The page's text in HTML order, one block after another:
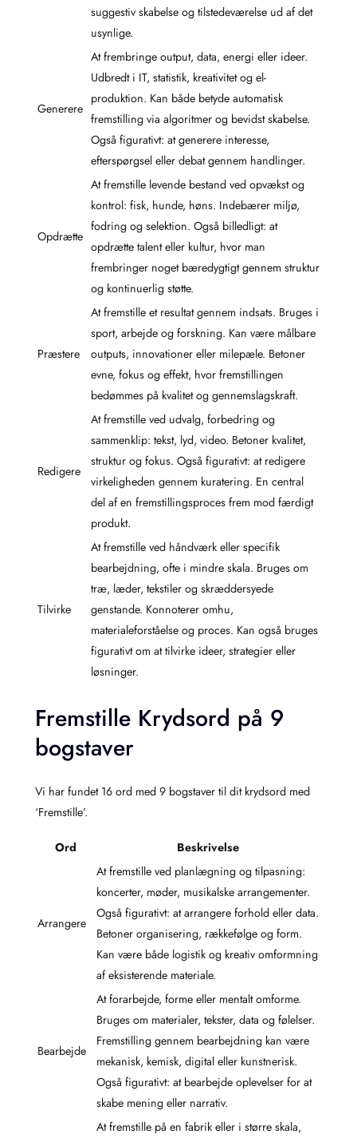
suggestiv skabelse og tilstedeværelse ud af det
usynlige.
Generere
At frembringe output, data, energi eller ideer.
Udbredt i IT, statistik, kreativitet og el-
produktion. Kan både betyde automatisk
fremstilling via algoritmer og bevidst skabelse.
Også figurativt: at generere interesse,
efterspørgsel eller debat gennem handlinger.
Opdrætte
At fremstille levende bestand ved opvækst og
kontrol: fisk, hunde, høns. Indebærer miljø,
fodring og selektion. Også billedligt: at
opdrætte talent eller kultur, hvor man
frembringer noget bæredygtigt gennem struktur
og kontinuerlig støtte.
Præstere
At fremstille et resultat gennem indsats. Bruges i
sport, arbejde og forskning. Kan være målbare
outputs, innovationer eller milepæle. Betoner
evne, fokus og effekt, hvor fremstillingen
bedømmes på kvalitet og gennemslagskraft.
Redigere
At fremstille ved udvalg, forbedring og
sammenklip: tekst, lyd, video. Betoner kvalitet,
struktur og fokus. Også figurativt: at redigere
virkeligheden gennem kuratering. En central
del af en fremstillingsproces frem mod færdigt
produkt.
Tilvirke
At fremstille ved håndværk eller specifik
bearbejdning, ofte i mindre skala. Bruges om
træ, læder, tekstiler og skræddersyede
genstande. Konnoterer omhu,
materialeforståelse og proces. Kan også bruges
figurativt om at tilvirke ideer, strategier eller
løsninger.
Fremstille Krydsord på 9
bogstaver
Vi har fundet 16 ord med 9 bogstaver til dit krydsord med
‘Fremstille’.
Ord Beskrivelse
Arrangere
At fremstille ved planlægning og tilpasning:
koncerter, møder, musikalske arrangementer.
Også figurativt: at arrangere forhold eller data.
Betoner organisering, rækkefølge og form.
Kan være både logistik og kreativ omformning
af eksisterende materiale.
Bearbejde
At forarbejde, forme eller mentalt omforme.
Bruges om materialer, tekster, data og følelser.
Fremstilling gennem bearbejdning kan være
mekanisk, kemisk, digital eller kunstnerisk.
Også figurativt: at bearbejde oplevelser for at
skabe mening eller narrativ.
At fremstille på en fabrik eller i større skala,